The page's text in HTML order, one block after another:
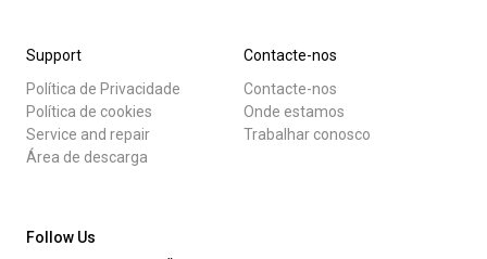
Support
Política de Privacidade
Política de cookies
Service and repair
Área de descarga
Contacte-nos
Contacte-nos
Onde estamos
Trabalhar conosco
Follow Us
Descarregar
Mais
Connect